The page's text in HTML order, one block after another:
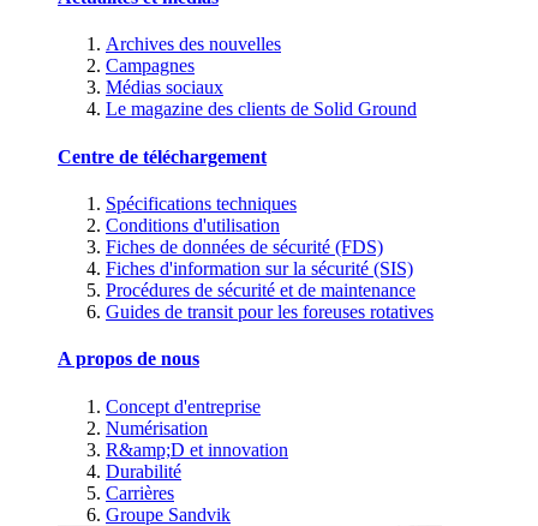
Archives des nouvelles
Campagnes
Médias sociaux
Le magazine des clients de Solid Ground
Centre de téléchargement
Spécifications techniques
Conditions d'utilisation
Fiches de données de sécurité (FDS)
Fiches d'information sur la sécurité (SIS)
Procédures de sécurité et de maintenance
Guides de transit pour les foreuses rotatives
A propos de nous
Concept d'entreprise
Numérisation
R&amp;D et innovation
Durabilité
Carrières
Groupe Sandvik